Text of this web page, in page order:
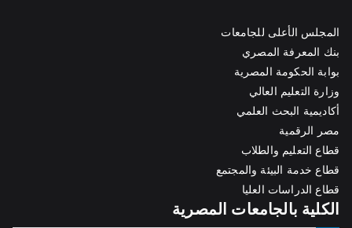
المجلس الأعلى للجامعات
بنك المعرفة المصري
بوابة الحكومة المصرية
وزارة التعليم العالي
أكاديمية البحث العلمي
مصر الرقمية
قطاع التعليم والطلاب
قطاع خدمة البيئة والمجتمع
قطاع الدراسات العليا
الكلية بالجامعات المصرية